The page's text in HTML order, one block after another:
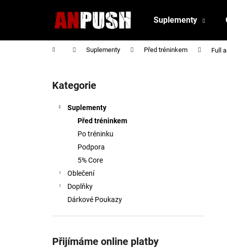
Suplementy
Domů Suplementy Před tréninkem Full
Přeskočit
kategorie
Kategorie
Suplementy
Před tréninkem
Po tréninku
Podpora
5% Core
Oblečení
Doplňky
Dárkové Poukazy
Přijímáme online platby
do
do
1 599 Kč